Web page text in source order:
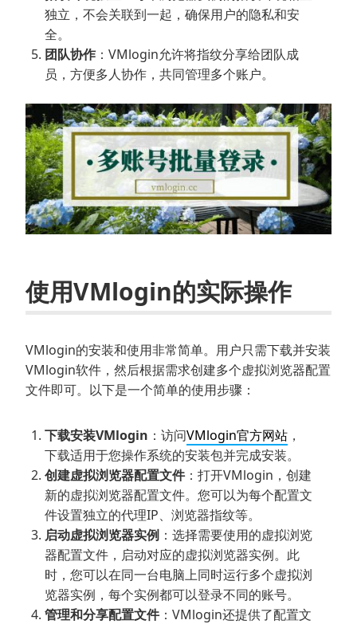
独立，不会关联到一起，确保用户的隐私和安
全。
团队协作 ：VMlogin允许将指纹分享给团队成
员，方便多人协作，共同管理多个账户。
使用VMlogin的实际操作
VMlogin的安装和使用非常简单。用户只需下载并安装
VMlogin软件，然后根据需求创建多个虚拟浏览器配置
文件即可。以下是一个简单的使用步骤：
下载安装VMlogin ：访问VMlogin官方网站 ，
下载适用于您操作系统的安装包并完成安装。
创建虚拟浏览器配置文件：打开VMlogin，创建
新的虚拟浏览器配置文件。您可以为每个配置文
件设置独立的代理IP、浏览器指纹等。
启动虚拟浏览器实例 ：选择需要使用的虚拟浏览
器配置文件，启动对应的虚拟浏览器实例。此
时，您可以在同一台电脑上同时运行多个虚拟浏
览器实例，每个实例都可以登录不同的账号。
管理和分享配置文件：VMlogin还提供了配置文